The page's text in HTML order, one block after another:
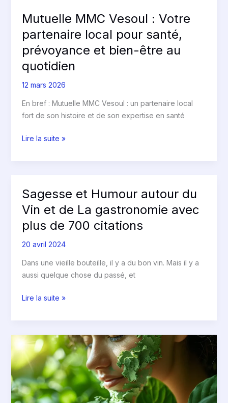
Mutuelle MMC Vesoul : Votre
partenaire local pour santé,
prévoyance et bien-être au
quotidien
12 mars 2026
En bref : Mutuelle MMC Vesoul : un partenaire local
fort de son histoire et de son expertise en santé
bien-
être
au
quotidien
Lire la suite »
Sagesse et Humour autour du
Vin et de La gastronomie avec
plus de 700 citations
20 avril 2024
Dans une vieille bouteille, il y a du bon vin. Mais il y a
aussi quelque chose du passé, et
Sagesse
et
Humour
autour
du
et
de
gastronomie
de
700
citations
Lire la suite »
Le
miracle
de
l’argile
verte